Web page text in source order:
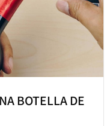
BOTELLA DE